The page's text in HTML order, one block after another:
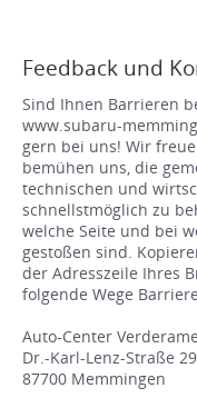
Feedback und
Sind Ihnen Barrieren
www.subaru-
gern bei uns! Wir
bemühen uns, die
technischen und
schnellstmöglich zu
welche Seite und bei
gestoßen sind.
der Adresszeile Ihres
folgende Wege
Auto-Center Verderame
Dr.-Karl-Lenz-Straße 29
87700 Memmingen